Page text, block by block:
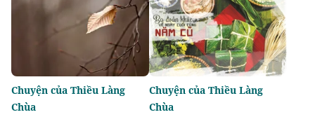
Chuyện của Thiều Làng
Chùa
Chuyện của Thiều Làng
Chùa